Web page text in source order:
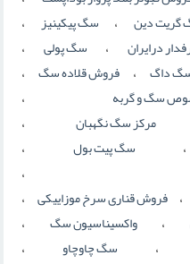
گریت دین ، سگ پیکینیز ،
درایران ، سگ پولی ،
داگ ، فروش قلاده سگ ،
سگ و گربه ،
مرکز سگ نگهبان ،
، سگ پیت بول ،
،
، فروش قناری سرخ موزاییکی ،
، واکسیناسیون سگ ،
، سگ چاوچاو ،